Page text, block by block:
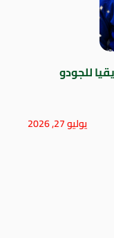
للجودو
يوليو 27, 2026